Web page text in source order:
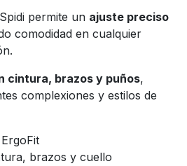
permite un ajuste preciso
comodidad en cualquier
cintura, brazos y puños,
complexiones y estilos de
brazos y cuello